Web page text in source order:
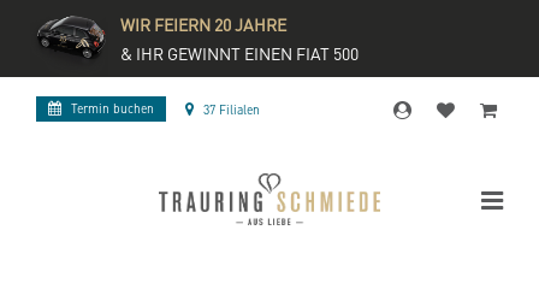
WIR FEIERN 20 JAHRE
& IHR GEWINNT EINEN FIAT 500
Termin buchen 37 Filialen